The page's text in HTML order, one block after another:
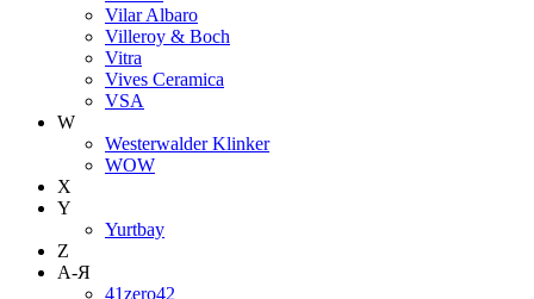
Vilar Albaro
Villeroy & Boch
Vitra
Vives Ceramica
VSA
W
Westerwalder Klinker
WOW
X
Y
Yurtbay
Z
А-Я
41zero42